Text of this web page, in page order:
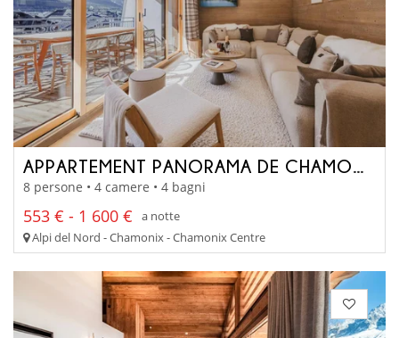
APPARTEMENT PANORAMA DE CHAMONIX
8 persone • 4 camere • 4 bagni
553 € - 1 600 €
a notte
Alpi del Nord - Chamonix - Chamonix Centre